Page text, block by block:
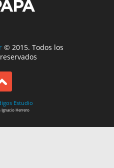
© 2015. Todos los
Estudio
Ignacio Herrero